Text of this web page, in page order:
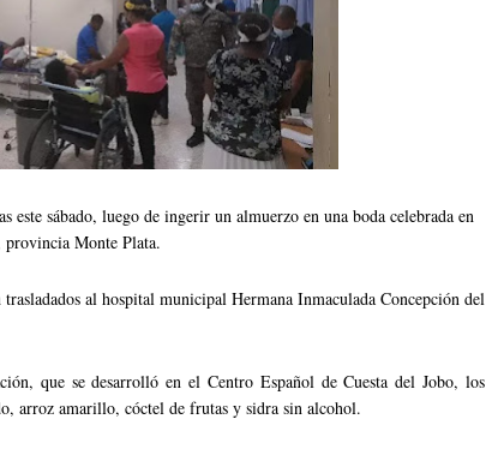
este sábado, luego de ingerir un almuerzo en una boda celebrada en
provincia Monte Plata.
al hospital municipal Hermana Inmaculada Concepción del
que se desarrolló en el Centro Español de Cuesta del Jobo, los
arroz amarillo, cóctel de frutas y sidra sin alcohol.